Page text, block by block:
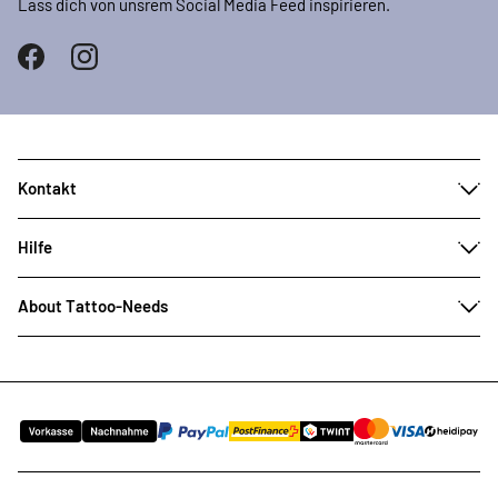
Lass dich von unsrem Social Media Feed inspirieren.
Kontakt
Hilfe
About Tattoo-Needs